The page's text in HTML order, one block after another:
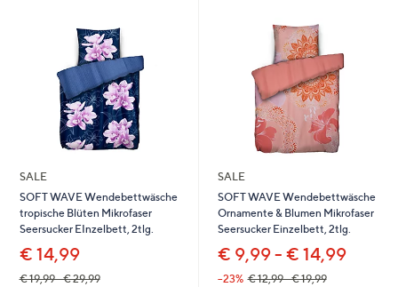
SALE
SOFT WAVE Wendebettwäsche
tropische Blüten Mikrofaser
Seersucker EInzelbett, 2tlg.
€ 14,99
€ 19,99 - € 29,99
SALE
SOFT WAVE Wendebettwäsche
Ornamente & Blumen Mikrofaser
Seersucker Einzelbett, 2tlg.
€ 9,99 - € 14,99
--23% € 12,99 - € 19,99